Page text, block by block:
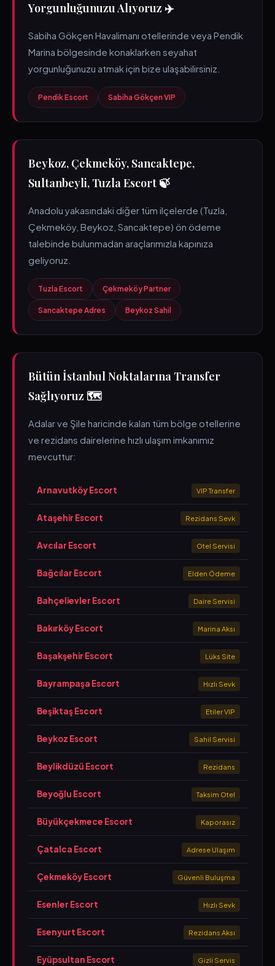
Yorgunluğunuzu Alıyoruz ✈️
Sabiha Gökçen Havalimanı otellerinde veya Pendik
Marina bölgesinde konaklarken seyahat
yorgunluğunuzu atmak için bize ulaşabilirsiniz.
Pendik Escort Sabiha Gökçen VIP
Beykoz, Çekmeköy, Sancaktepe,
Sultanbeyli, Tuzla Escort 🍃
Anadolu yakasındaki diğer tüm ilçelerde (Tuzla,
Çekmeköy, Beykoz, Sancaktepe) ön ödeme
talebinde bulunmadan araçlarımızla kapınıza
geliyoruz.
Tuzla Escort Çekmeköy Partner
Sancaktepe Adres Beykoz Sahil
Bütün İstanbul Noktalarına Transfer
Sağlıyoruz 🗺️
Adalar ve Şile haricinde kalan tüm bölge otellerine
ve rezidans dairelerine hızlı ulaşım imkanımız
mevcuttur:
Arnavutköy Escort VIP Transfer
Ataşehir Escort Rezidans Sevk
Avcılar Escort Otel Servisi
Bağcılar Escort Elden Ödeme
Bahçelievler Escort Daire Servisi
Bakırköy Escort Marina Aksı
Başakşehir Escort Lüks Site
Bayrampaşa Escort Hızlı Sevk
Beşiktaş Escort Etiler VIP
Beykoz Escort Sahil Servisi
Beylikdüzü Escort Rezidans
Beyoğlu Escort Taksim Otel
Büyükçekmece Escort Kaporasız
Çatalca Escort Adrese Ulaşım
Çekmeköy Escort Güvenli Buluşma
Esenler Escort Hızlı Sevk
Esenyurt Escort Rezidans Aksı
Eyüpsultan Escort Gizli Servis